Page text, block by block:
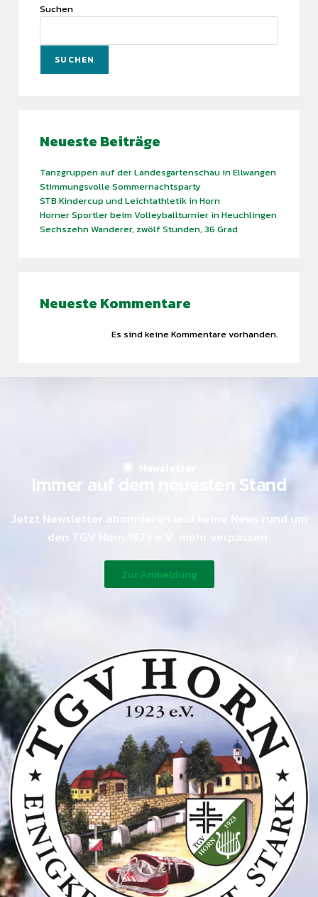
Suchen
SUCHEN
Neueste Beiträge
Tanzgruppen auf der Landesgartenschau in Ellwangen
Stimmungsvolle Sommernachtsparty
STB Kindercup und Leichtathletik in Horn
Horner Sportler beim Volleyballturnier in Heuchlingen
Sechszehn Wanderer, zwölf Stunden, 36 Grad
Neueste Kommentare
Es sind keine Kommentare vorhanden.
difference.
GET IN TOUCH
Newsletter
Immer auf dem neuesten Stand
Jetzt Newsletter abonnieren und keine News rund um
den TGV Horn 1923 e.V. mehr verpassen.
Zur Anmeldung